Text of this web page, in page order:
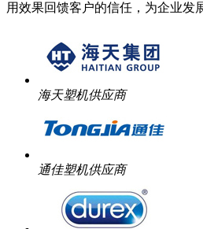
用效果回馈客户的信任，为企业发
海天塑机供应商
通佳塑机供应商